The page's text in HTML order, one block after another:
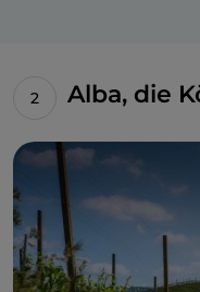
Alba, die